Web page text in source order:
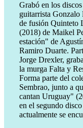
Grabó en los
guitarrista Gonzalo
de fusión Quinteto
(2018) de Maikel
estación" de
Ramiro Duarte.
Jorge Drexler,
la murga Falta y
Forma parte del
Sembrao, junto a
cantan Uruguay"
en el segundo
actualmente se